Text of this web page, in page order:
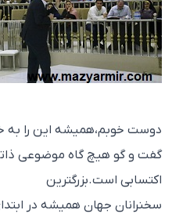
دوست خوبم،همیشه این را به
گفت و گو هیچ گاه موضوعی ذاتی
اکتسابی است.بزرگترین
سخنرانان جهان همیشه در ابتدای